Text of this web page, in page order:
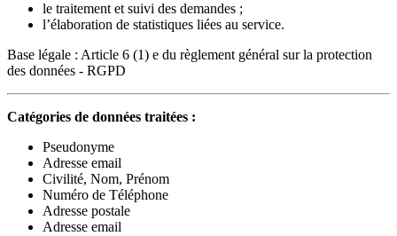
le traitement et suivi des demandes ;
l’élaboration de statistiques liées au service.
Base légale : Article 6 (1) e du règlement général sur la protection
des données - RGPD
Catégories de données traitées :
Pseudonyme
Adresse email
Civilité, Nom, Prénom
Numéro de Téléphone
Adresse postale
Adresse email